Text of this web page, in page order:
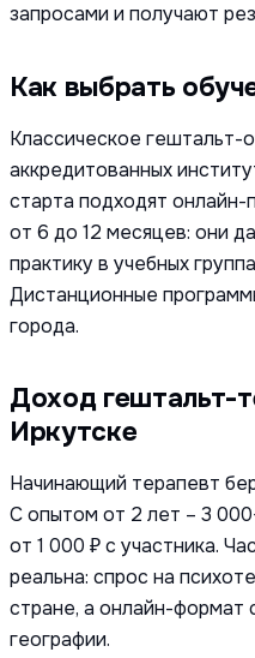
запросами и получают
Как выбрать
Классическое гештальт-
аккредитованных
старта подходят
от 6 до 12 месяцев: они
практику в учебных
Дистанционные
города.
Доход гештальт-терапевта в
Иркутске
Начинающий терапевт
С опытом от 2 лет – 3
от 1 000 ₽ с участника.
реальна: спрос на
стране, а онлайн-формат
географии.